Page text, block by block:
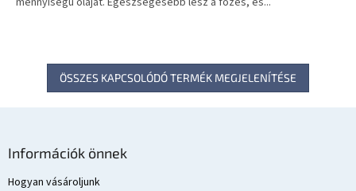
ÖSSZES KAPCSOLÓDÓ TERMÉK MEGJELENÍTÉSE
Információk önnek
Hogyan vásároljunk